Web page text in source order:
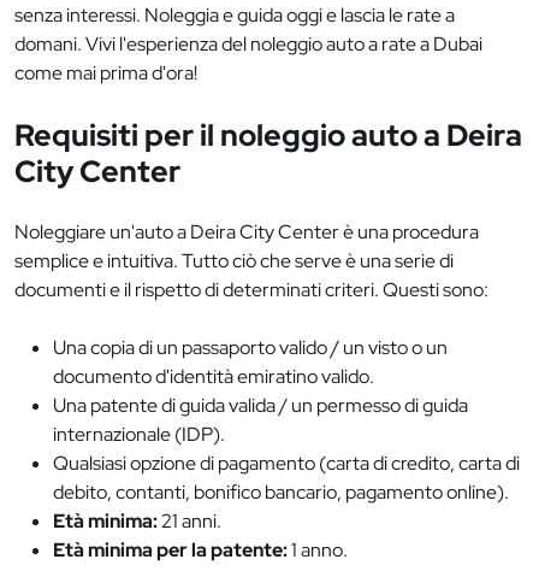
senza interessi. Noleggia e guida oggi e lascia le rate a
domani. Vivi l'esperienza del noleggio auto a rate a Dubai
come mai prima d'ora!
Requisiti per il noleggio auto a Deira
City Center
Noleggiare un'auto a Deira City Center è una procedura
semplice e intuitiva. Tutto ciò che serve è una serie di
documenti e il rispetto di determinati criteri. Questi sono:
Una copia di un passaporto valido / un visto o un
documento d'identità emiratino valido.
Una patente di guida valida / un permesso di guida
internazionale (IDP).
Qualsiasi opzione di pagamento (carta di credito, carta di
debito, contanti, bonifico bancario, pagamento online).
Età minima:21 anni.
Età minima per la patente:1 anno.